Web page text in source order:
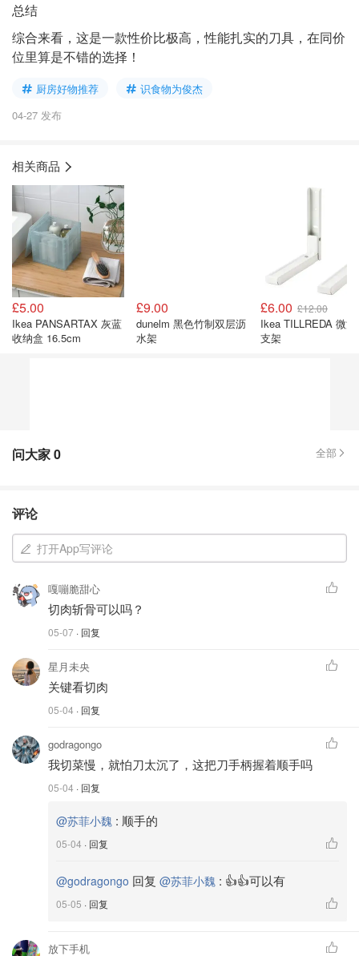
总结
综合来看，这是一款性价比极高，性能扎实的刀具，在同价
位里算是不错的选择！
厨房好物推荐
识食物为俊杰
04-27 发布
相关商品
£5.00
Ikea PANSARTAX 灰蓝
收纳盒 16.5cm
£9.00
dunelm 黑色竹制双层沥
水架
£6.00 £12.00
Ikea TILLREDA 微
支架
问大家0 全部
评论
打开App写评论
嘎嘣脆甜心
切肉斩骨可以吗？
05-07 · 回复
星月未央
关键看切肉
05-04 · 回复
godragongo
我切菜慢，就怕刀太沉了，这把刀手柄握着顺手吗
05-04 · 回复
@苏菲小魏 : 顺手的
05-04 · 回复
@godragongo 回复 @苏菲小魏 : 👍👍可以有
05-05 · 回复
放下手机